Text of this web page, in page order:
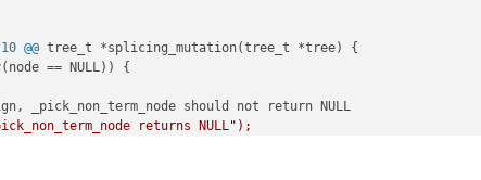
@@ tree_t *splicing_mutation(tree_t *tree) {
== NULL)) {
returns NULL");
returns NULL");